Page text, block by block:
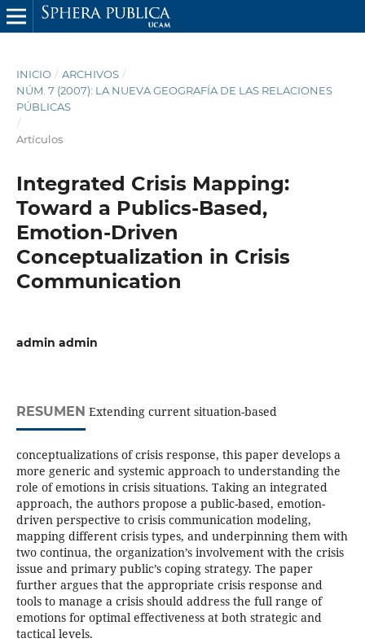
INICIO / ARCHIVOS /
NÚM. 7 (2007): LA NUEVA GEOGRAFÍA DE LAS RELACIONES
PÚBLICAS
/
Artículos
Integrated Crisis Mapping:
Toward a Publics-Based,
Emotion-Driven
Conceptualization in Crisis
Communication
admin admin
RESUMEN Extending current situation-based
conceptualizations of crisis response, this paper develops a
more generic and systemic approach to understanding the
role of emotions in crisis situations. Taking an integrated
approach, the authors propose a public-based, emotion-
driven perspective to crisis communication modeling,
mapping different crisis types, and underpinning them with
two continua, the organization’s involvement with the crisis
issue and primary public’s coping strategy. The paper
further argues that the appropriate crisis response and
tools to manage a crisis should address the full range of
emotions for optimal effectiveness at both strategic and
tactical levels.